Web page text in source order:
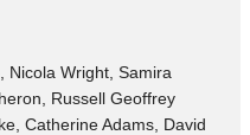
Nicola Wright, Samira
Russell Geoffrey
Catherine Adams, David